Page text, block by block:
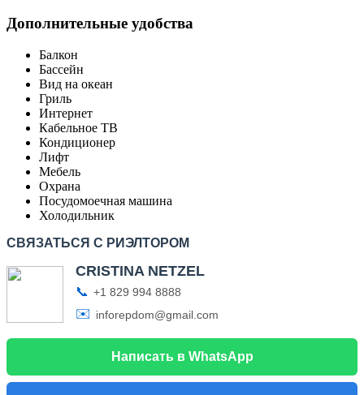
Дополнительные удобства
Балкон
Бассейн
Вид на океан
Гриль
Интернет
Кабельное ТВ
Кондиционер
Лифт
Мебель
Охрана
Посудомоечная машина
Холодильник
СВЯЗАТЬСЯ С РИЭЛТОРОМ
CRISTINA NETZEL
📞 +1 829 994 8888
✉️ inforepdom@gmail.com
Написать в WhatsApp